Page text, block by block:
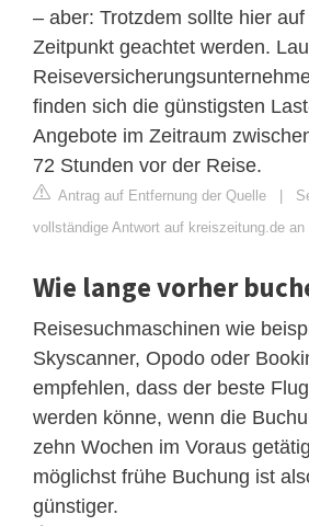
– aber: Trotzdem sollte hier
Zeitpunkt geachtet werden.
finden sich die günstigsten
Angebote im Zeitraum
72 Stunden vor der Reise.
Antrag auf Entfernung der Quelle |
vollständige Antwort auf kreiszeitung.de an
Wie lange vorher
Reisesuchmaschinen wie
Skyscanner, Opodo oder
empfehlen, dass der beste
werden könne, wenn die
zehn Wochen im Voraus
möglichst frühe Buchung ist
günstiger.